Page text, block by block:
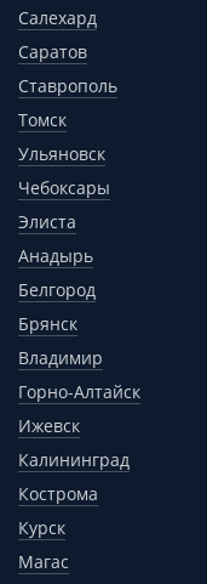
Салехард
Саратов
Ставрополь
Томск
Ульяновск
Чебоксары
Элиста
Анадырь
Белгород
Брянск
Владимир
Горно-Алтайск
Ижевск
Калининград
Кострома
Курск
Магас